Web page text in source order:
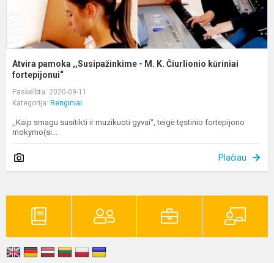
Atvira pamoka ,,Susipažinkime - M. K. Čiurlionio kūriniai
fortepijonui“
Paskelbta: 2020-09-11
Kategorija: Renginiai
,,Kaip smagu susitikti ir muzikuoti gyvai“, teigė tęstinio fortepijono
mokymo(si...
Plačiau